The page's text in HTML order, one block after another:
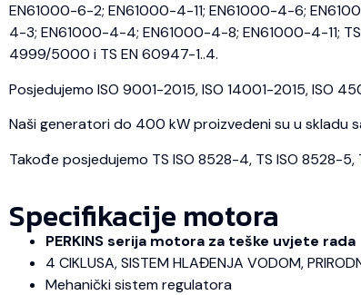
EN61000-6-2; EN61000-4-11; EN61000-4-6;
4-3; EN61000-4-4; EN61000-4-8; EN61000-4-11; TS
4999/5000 i TS EN 60947-1..4.
Posjedujemo ISO 9001-2015, ISO 14001-2015, ISO
Naši generatori do 400 kW proizvedeni su u skladu
Takođe posjedujemo TS ISO 8528-4, TS ISO 8528-
Specifikacije motora
PERKINS serija motora za teške uvjete rada
4 CIKLUSA, SISTEM HLAĐENJA VODOM,
Mehanički sistem regulatora